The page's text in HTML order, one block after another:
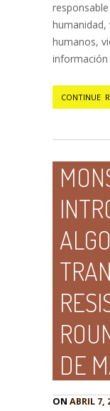
humanidad,
humanos,
información
CONTINUE
DE
ON ABRIL 7,